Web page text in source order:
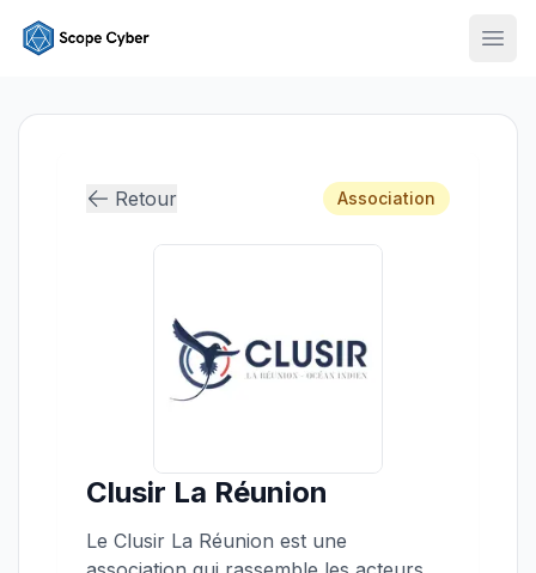
Retour Association
Clusir La Réunion
Le Clusir La Réunion est une